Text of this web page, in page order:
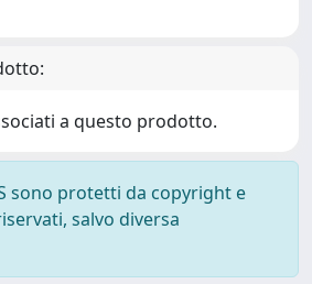
a questo prodotto.
sono protetti da copyright e
salvo diversa